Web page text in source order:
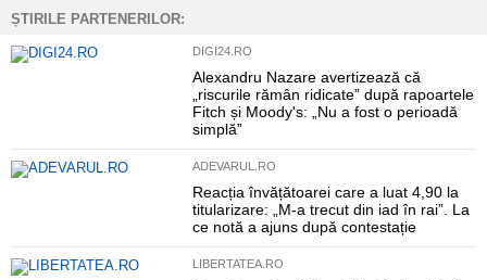
ȘTIRILE PARTENERILOR:
DIGI24.RO
Alexandru Nazare avertizează că
„riscurile rămân ridicate” după rapoartele
Fitch și Moody's: „Nu a fost o perioadă
simplă”
ADEVARUL.RO
Reacția învățătoarei care a luat 4,90 la
titularizare: „M-a trecut din iad în rai”. La
ce notă a ajuns după contestație
LIBERTATEA.RO